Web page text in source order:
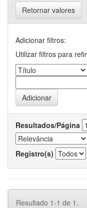
Retornar valores
Adicionar filtros:
Utilizar filtros para
Resultados/Página
Registro(s)
Resultado 1-1 de 1.